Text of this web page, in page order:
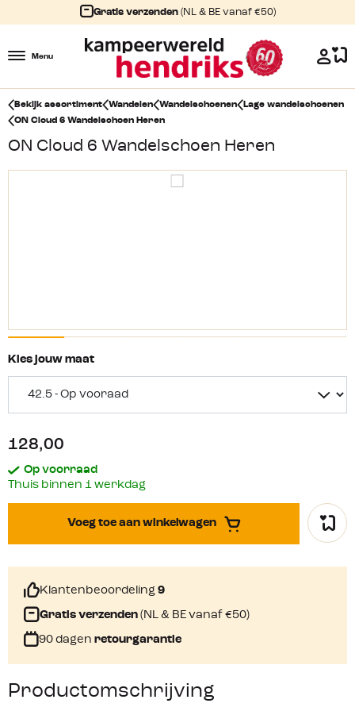
Gratis verzenden (NL & BE vanaf €50)
Menu
Bekijk assortiment Wandelen Wandelschoenen
Lage wandelschoenen
ON Cloud 6 Wandelschoen Heren
ON Cloud 6 Wandelschoen Heren
Kies jouw maat
128,00
Op voorraad
Thuis binnen 1 werkdag
Voeg toe aan winkelwagen
Klantenbeoordeling 9
Gratis verzenden (NL & BE vanaf €50)
90 dagen retourgarantie
Productomschrijving